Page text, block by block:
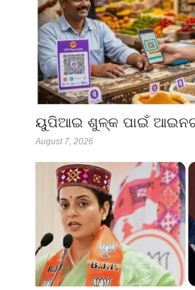
ୟୁପିଆଇ ଶୁଳ୍କ ପାଇଁ
August 7, 2026